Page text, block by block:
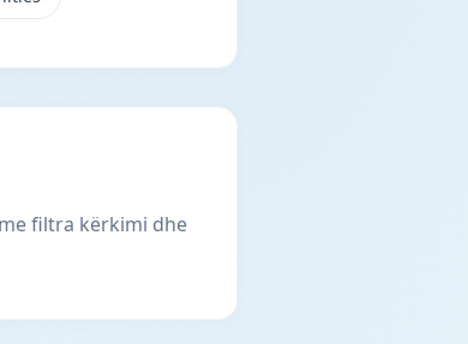
filtra kërkimi dhe